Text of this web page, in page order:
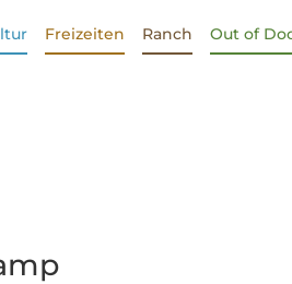
Freizeiten Ranch Out of